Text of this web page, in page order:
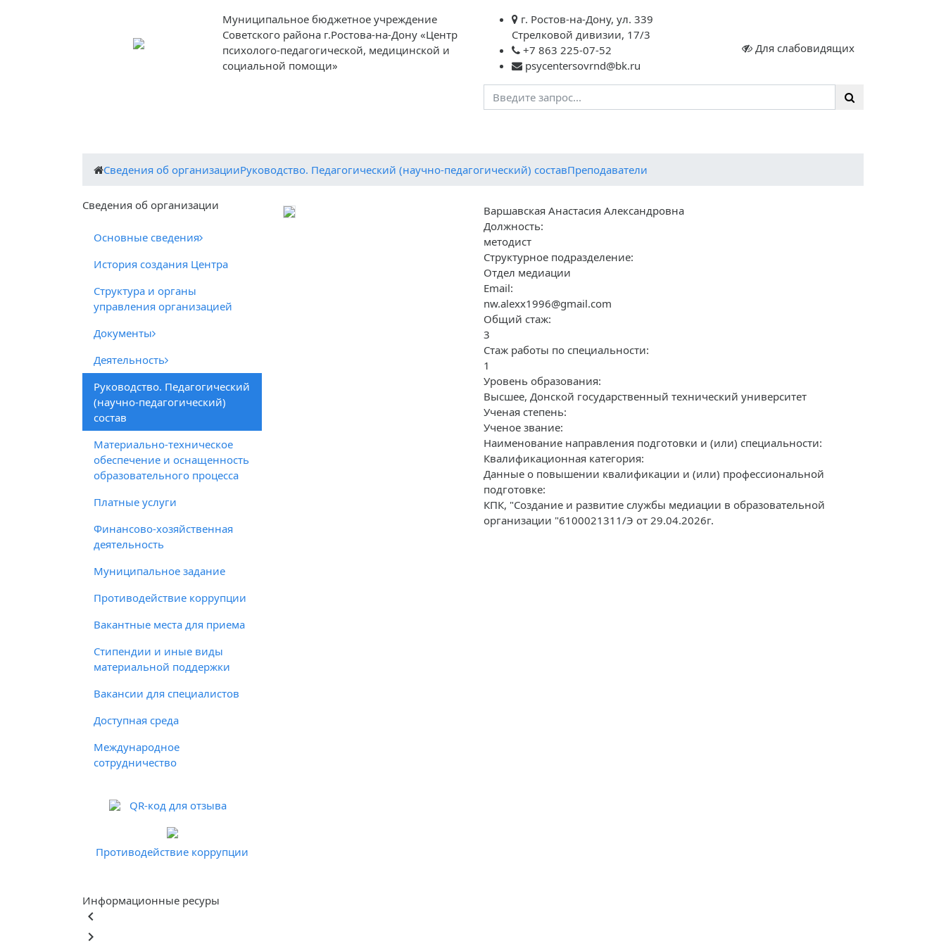
Муниципальное бюджетное учреждение
Советского района г.Ростова-на-Дону «Центр
психолого-педагогической, медицинской и
социальной помощи»
г. Ростов-на-Дону, ул. 339
Стрелковой дивизии, 17/3
+7 863 225-07-52
psycentersovrnd@bk.ru
Для слабовидящих
Cведения об организацииРуководство. Педагогический (научно-педагогический) составПреподаватели
Cведения об организации
Основные сведения
История создания Центра
Структура и органы
управления организацией
Документы
Деятельность
Руководство. Педагогический
(научно-педагогический)
состав
Материально-техническое
обеспечение и оснащенность
образовательного процесса
Платные услуги
Финансово-хозяйственная
деятельность
Муниципальное задание
Противодействие коррупции
Вакантные места для приема
Стипендии и иные виды
материальной поддержки
Вакансии для специалистов
Доступная среда
Международное
сотрудничество
QR-код для отзыва
Противодействие коррупции
Варшавская Анастасия Александровна
Должность:
методист
Структурное подразделение:
Отдел медиации
Email:
nw.alexx1996@gmail.com
Общий стаж:
3
Стаж работы по специальности:
1
Уровень образования:
Высшее, Донской государственный технический университет
Ученая степень:
Ученое звание:
Наименование направления подготовки и (или) специальности:
Квалификационная категория:
Данные о повышении квалификации и (или) профессиональной
подготовке:
КПК, "Создание и развитие службы медиации в образовательной
организации "6100021311/Э от 29.04.2026г.
Информационные ресуры
keyboard_arrow_left
keyboard_arrow_right